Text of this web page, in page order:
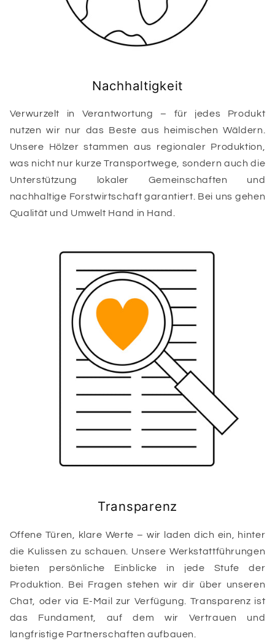
Nachhaltigkeit
Verwurzelt in Verantwortung – für jedes Produkt
nutzen wir nur das Beste aus heimischen Wäldern.
Unsere Hölzer stammen aus regionaler Produktion,
was nicht nur kurze Transportwege, sondern auch die
Unterstützung lokaler Gemeinschaften und
nachhaltige Forstwirtschaft garantiert. Bei uns gehen
Qualität und Umwelt Hand in Hand.
Transparenz
Offene Türen, klare Werte – wir laden dich ein, hinter
die Kulissen zu schauen. Unsere Werkstattführungen
bieten persönliche Einblicke in jede Stufe der
Produktion. Bei Fragen stehen wir dir über unseren
Chat, oder via E-Mail zur Verfügung. Transparenz ist
das Fundament, auf dem wir Vertrauen und
langfristige Partnerschaften aufbauen.